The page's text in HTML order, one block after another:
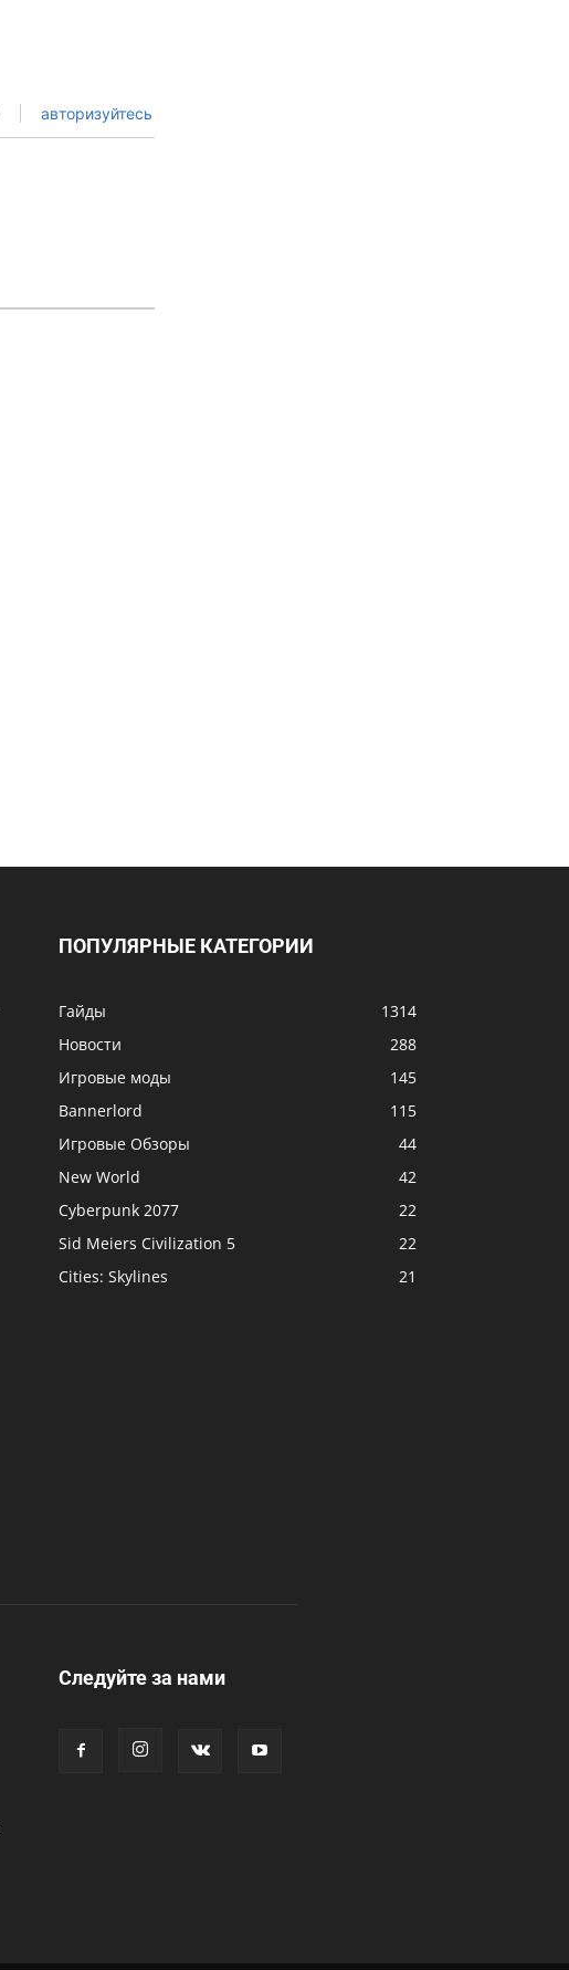
авторизуйтесь
ПОПУЛЯРНЫЕ КАТЕГОРИИ
Гайды
1314
Новости
288
Игровые моды
145
Bannerlord
115
Игровые Обзоры
44
New World
42
Cyberpunk 2077
22
Sid Meiers Civilization 5
22
Cities: Skylines
21
Следуйте за нами